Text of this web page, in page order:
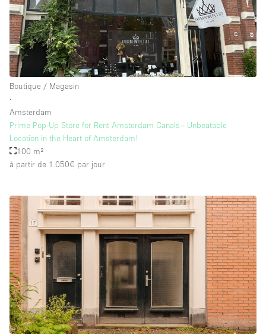
Boutique / Magasin
∙
Amsterdam
Prime Pop-Up Store for Rent Amsterdam Canals– Unbeatable
Location in the Heart of Amsterdam!
100 m²
à partir de 1.050€ par jour